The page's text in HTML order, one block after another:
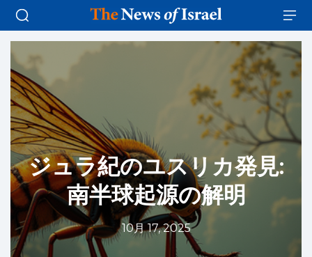
ジュラ紀のユスリカ発見:
南半球起源の解明
10月 17, 2025